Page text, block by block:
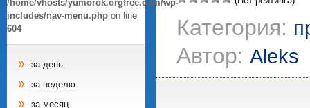
/home/vhosts/yumorok.orgfree.com/wp-
includes/nav-menu.php on line
604
за день
за неделю
за месяц
Категория:
Автор: Aleks